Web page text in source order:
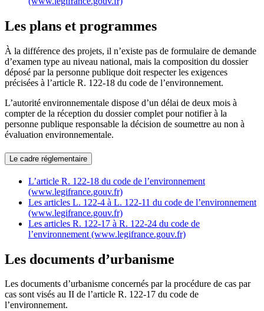
Les plans et programmes
À la différence des projets, il n’existe pas de formulaire de demande
d’examen type au niveau national, mais la composition du dossier
déposé par la personne publique doit respecter les exigences
précisées à l’article R. 122-18 du code de l’environnement.
L’autorité environnementale dispose d’un délai de deux mois à
compter de la réception du dossier complet pour notifier à la
personne publique responsable la décision de soumettre au non à
évaluation environnementale.
Le cadre réglementaire
L’article R. 122-18 du code de l’environnement
(www.legifrance.gouv.fr)
Les articles L. 122-4 à L. 122-11 du code de l’environnement
(www.legifrance.gouv.fr)
Les articles R. 122-17 à R. 122-24 du code de
l’environnement (www.legifrance.gouv.fr)
Les documents d’urbanisme
Les documents d’urbanisme concernés par la procédure de cas par
cas sont visés au II de l’article R. 122-17 du code de
l’environnement.